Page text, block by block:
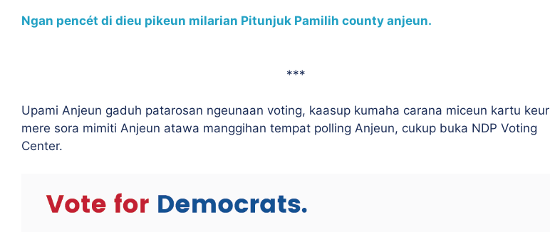
Ngan pencét di dieu pikeun milarian Pitunjuk Pamilih county anjeun.
***
Upami Anjeun gaduh patarosan ngeunaan voting, kaasup kumaha carana miceun kartu keur
mere sora mimiti Anjeun atawa manggihan tempat polling Anjeun, cukup buka NDP Voting
Center.